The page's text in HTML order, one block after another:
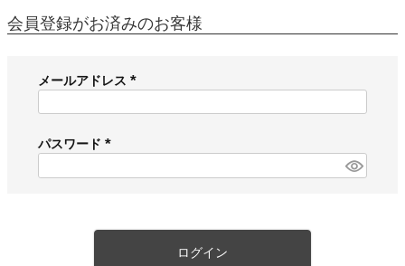
会員登録がお済みのお客様
メールアドレス
必
)
パスワード
必
ログイン